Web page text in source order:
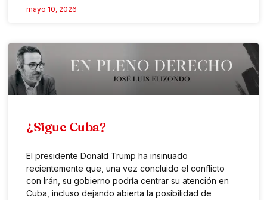
mayo 10, 2026
¿Sigue Cuba?
El presidente Donald Trump ha insinuado
recientemente que, una vez concluido el conflicto
con Irán, su gobierno podría centrar su atención en
Cuba, incluso dejando abierta la posibilidad de